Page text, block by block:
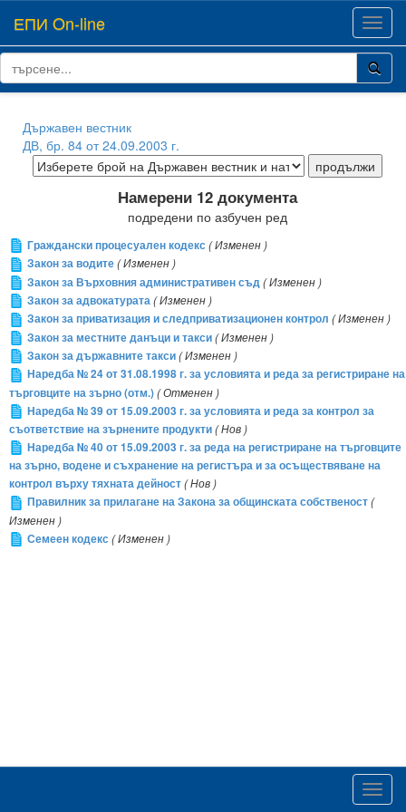
ЕПИ On-line
Държавен вестник
ДВ, бр. 84 от 24.09.2003 г.
Намерени 12 документа
подредени по азбучен ред
Граждански процесуален кодекс( Изменен )
Закон за водите( Изменен )
Закон за Върховния административен съд( Изменен )
Закон за адвокатурата( Изменен )
Закон за приватизация и следприватизационен контрол ( Изменен )
Закон за местните данъци и такси( Изменен )
Закон за държавните такси( Изменен )
Наредба № 24 от 31.08.1998 г. за условията и реда за регистриране на
търговците на зърно (отм.)( Отменен )
Наредба № 39 от 15.09.2003 г. за условията и реда за контрол за
съответствие на зърнените продукти( Нов )
Наредба № 40 от 15.09.2003 г. за реда на регистриране на търговците
на зърно, водене и съхранение на регистъра и за осъществяване на
контрол върху тяхната дейност( Нов )
Правилник за прилагане на Закона за общинската собственост(
Изменен )
Семеен кодекс( Изменен )